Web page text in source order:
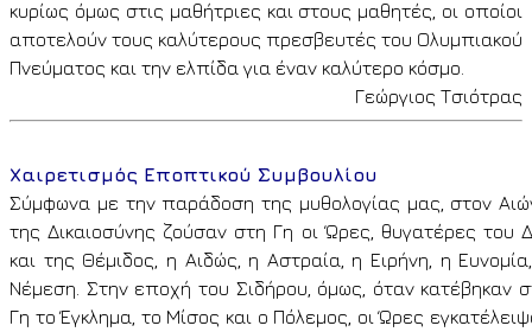
κυρίως όμως στις μαθήτριες και στους μαθητές, οι οποίοι
αποτελούν τους καλύτερους πρεσβευτές του Ολυμπιακού
Πνεύματος και την ελπίδα για έναν καλύτερο κόσμο.
Γεώργιος Τσιότρας
Χαιρετισμός Εποπτικού Συμβουλίου
Σύμφωνα με την παράδοση της μυθολογίας μας, στον
της Δικαιοσύνης ζούσαν στη Γη οι Ώρες, θυγατέρες του
και της Θέμιδος, η Αιδώς, η Αστραία, η Ειρήνη, η
Νέμεση. Στην εποχή του Σιδήρου, όμως, όταν κατέβηκαν
Γη το Έγκλημα, το Μίσος και ο Πόλεμος, οι Ώρες